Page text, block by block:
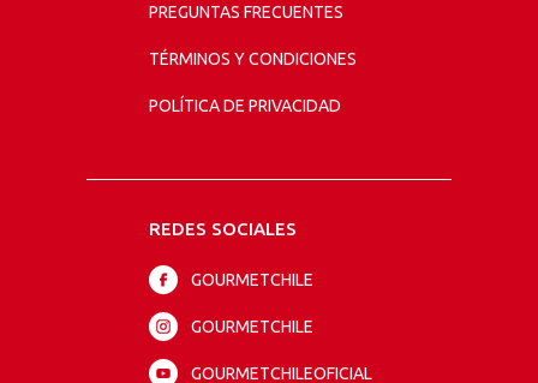
PREGUNTAS FRECUENTES
TÉRMINOS Y CONDICIONES
POLÍTICA DE PRIVACIDAD
REDES SOCIALES
GOURMETCHILE
GOURMETCHILE
GOURMETCHILEOFICIAL